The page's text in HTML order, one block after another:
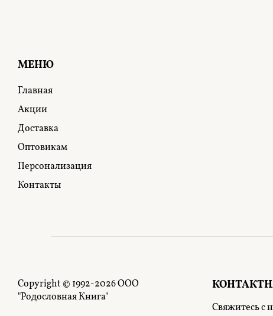
МЕНЮ
Главная
Акции
Доставка
Оптовикам
Персонализация
Контакты
Copyright © 1992-2026 ООО
"Родословная Книга"
Свяжитесь с